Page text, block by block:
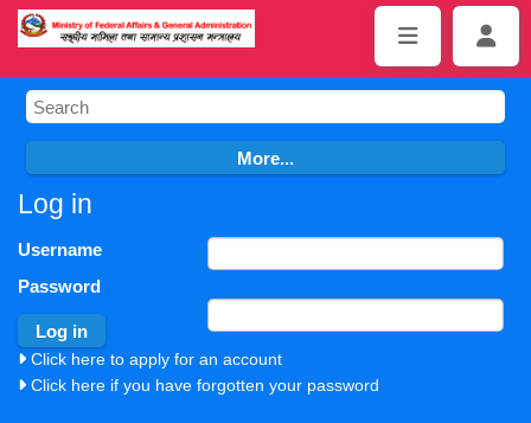
Log in
Username
Password
Click here to apply for an account
Click here if you have forgotten your password